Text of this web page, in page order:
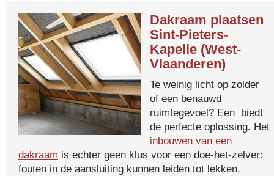
Dakraam plaatsen
Sint-Pieters-
Kapelle (West-
Vlaanderen)
Te weinig licht op zolder
of een benauwd
ruimtegevoel? Een biedt
de perfecte oplossing. Het
inbouwen van een
dakraam is echter geen klus voor een doe-het-zelver:
fouten in de aansluiting kunnen leiden tot lekken,